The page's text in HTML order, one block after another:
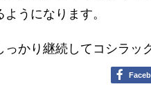
うになります。
っかり継続してコシラッ